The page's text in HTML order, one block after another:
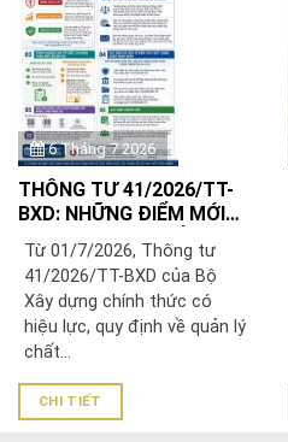
6 Tháng 7 2026
THÔNG TƯ 41/2026/TT-
BXD: NHỮNG ĐIỂM MỚI
XUẤT, NHẬP KHẨU VẬT
LIỆU XÂY DỰNG CẦN BIẾT
Từ 01/7/2026, Thông tư
41/2026/TT-BXD của Bộ
Xây dựng chính thức có
hiệu lực, quy định về quản lý
chất...
CHI TIẾT